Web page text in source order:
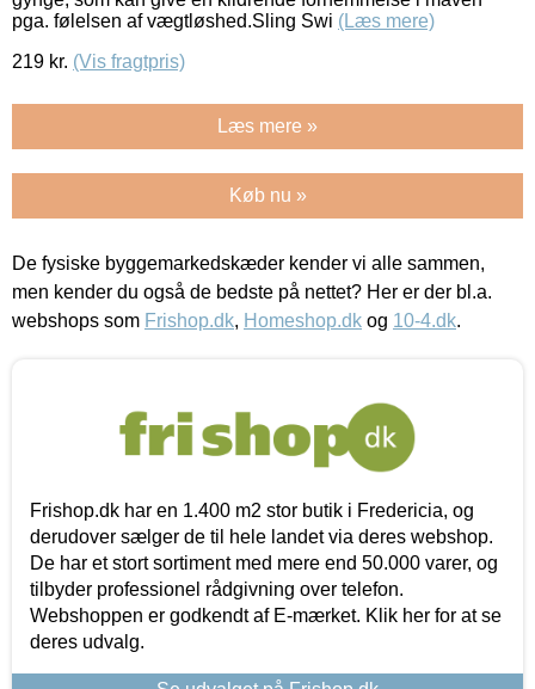
pga. følelsen af vægtløshed.Sling Swi (Læs mere)
219 kr. (Vis fragtpris)
Læs mere »
Køb nu »
De fysiske byggemarkedskæder kender vi alle sammen,
men kender du også de bedste på nettet? Her er der bl.a.
webshops som Frishop.dk, Homeshop.dk og 10-4.dk.
Frishop.dk har en 1.400 m2 stor butik i Fredericia, og
derudover sælger de til hele landet via deres webshop.
De har et stort sortiment med mere end 50.000 varer, og
tilbyder professionel rådgivning over telefon.
Webshoppen er godkendt af E-mærket. Klik her for at se
deres udvalg.